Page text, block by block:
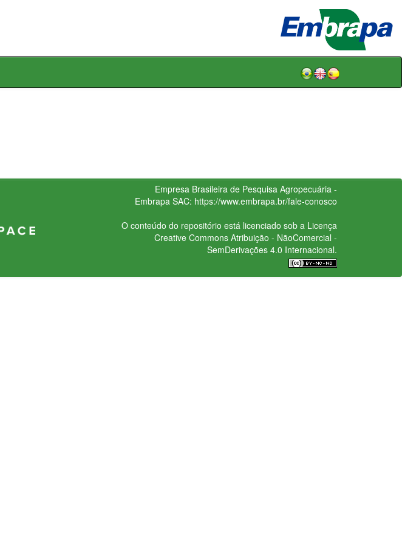
Empresa Brasileira de Pesquisa Agropecuária -
Embrapa SAC: https://www.embrapa.br/fale-conosco
O conteúdo do repositório está licenciado sob a Licença
Creative CommonsAtribuição - NãoComercial -
SemDerivações 4.0 Internacional.